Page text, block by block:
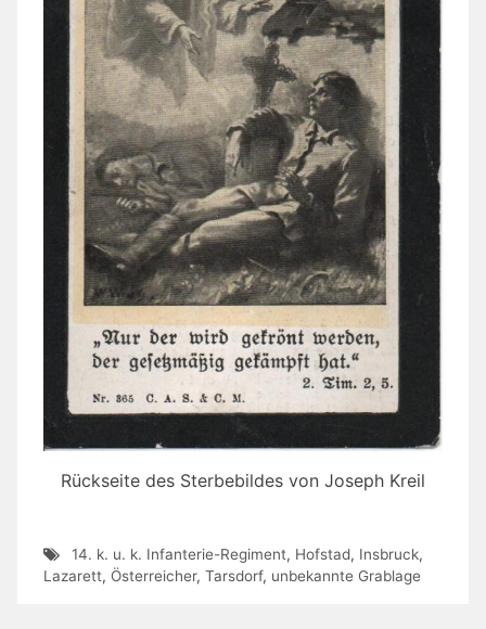
Rückseite des Sterbebildes von Joseph Kreil
14. k. u. k. Infanterie-Regiment, Hofstad, Insbruck,
Lazarett, Österreicher, Tarsdorf, unbekannte Grablage